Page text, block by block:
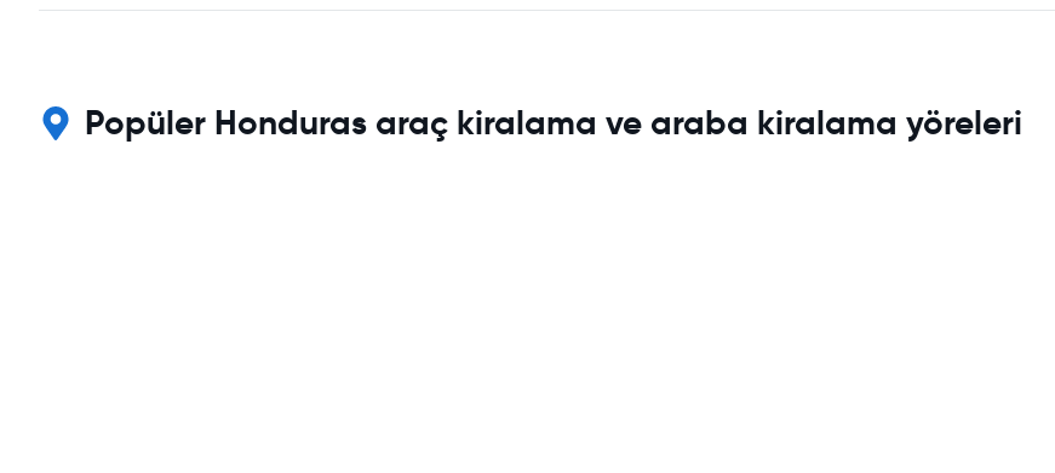
Popüler Honduras araç kiralama ve araba kiralama yöreleri